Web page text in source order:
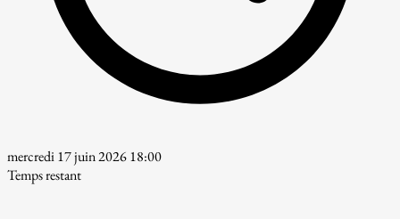
mercredi 17 juin 2026 18:00
Temps restant